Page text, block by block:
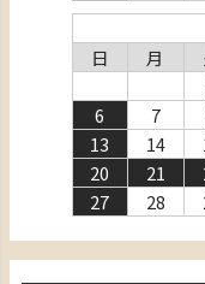
日
月
6
7
13
14
20
21
27
28